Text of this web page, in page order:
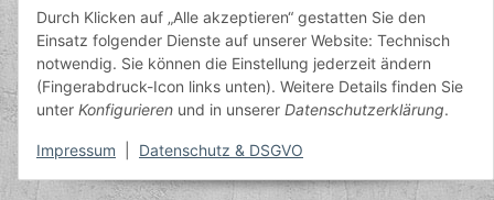
Durch Klicken auf „Alle akzeptieren“ gestatten Sie den
Einsatz folgender Dienste auf unserer Website: Technisch
notwendig. Sie können die Einstellung jederzeit ändern
(Fingerabdruck-Icon links unten). Weitere Details finden Sie
unter Konfigurieren und in unserer Datenschutzerklärung.
Impressum Datenschutz & DSGVO